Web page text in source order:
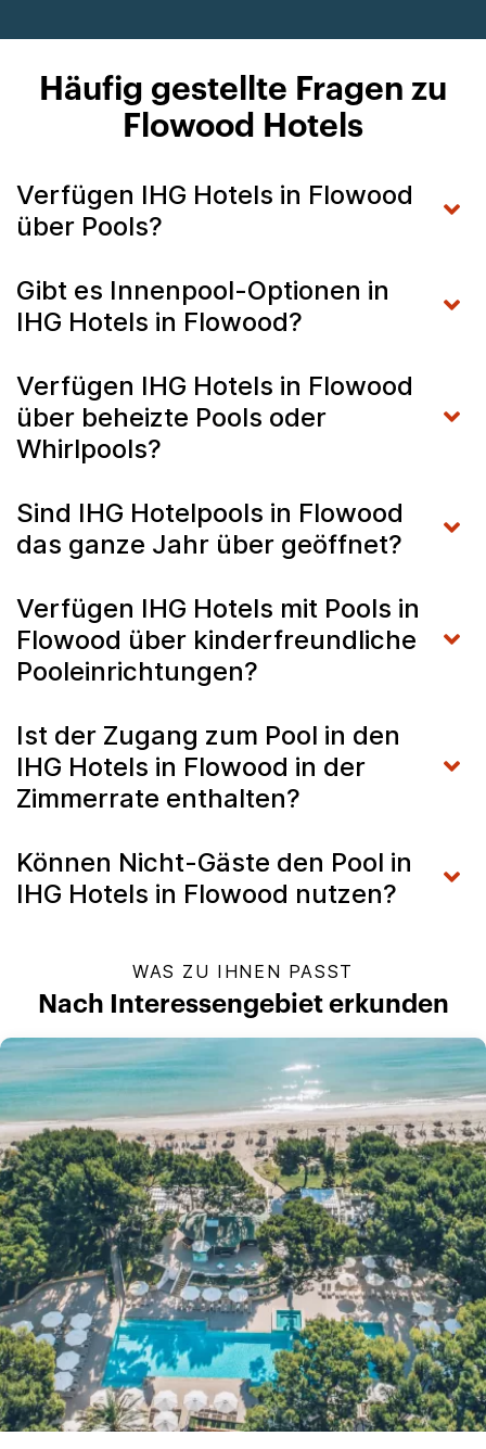
Häufig gestellte Fragen zu
Flowood Hotels
Verfügen IHG Hotels in Flowood
über Pools?
Gibt es Innenpool-Optionen in
IHG Hotels in Flowood?
Verfügen IHG Hotels in Flowood
über beheizte Pools oder
Whirlpools?
Sind IHG Hotelpools in Flowood
das ganze Jahr über geöffnet?
Verfügen IHG Hotels mit Pools in
Flowood über kinderfreundliche
Pooleinrichtungen?
Ist der Zugang zum Pool in den
IHG Hotels in Flowood in der
Zimmerrate enthalten?
Können Nicht-Gäste den Pool in
IHG Hotels in Flowood nutzen?
WAS ZU IHNEN PASST
Nach Interessengebiet erkunden